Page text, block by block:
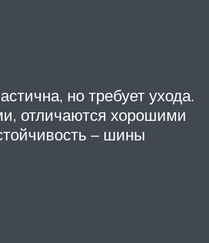
но требует ухода.
отличаются хорошими
– шины